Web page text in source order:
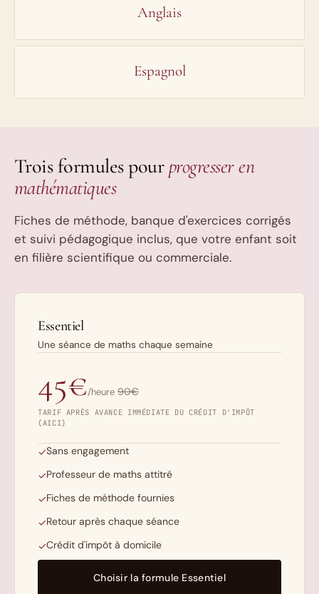
Anglais
Espagnol
Trois formules pourprogresser en
mathématiques
Fiches de méthode, banque d'exercices corrigés
et suivi pédagogique inclus, que votre enfant soit
en filière scientifique ou commerciale.
Essentiel
Une séance de maths chaque semaine
45€/heure 90€
TARIF APRÈS AVANCE IMMÉDIATE DU CRÉDIT D'IMPÔT
(AICI)
✓Sans engagement
✓Professeur de maths attitré
✓Fiches de méthode fournies
✓Retour après chaque séance
✓Crédit d'impôt à domicile
Choisir la formule Essentiel